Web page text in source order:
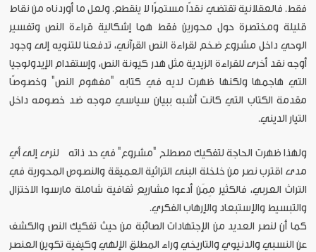
فقط. فالعقلانية تقتضي نقدًا مستمرًا لا ينقطع. ولعل ما أوردناه من نقاط
قليلة ومختصرة حول محورين فقط هما إشكالية قراءة النص وتفسير
الوحي داخل مشروع ضخم لقراءة النص القرآني، تدفعنا للتنويه إلى وجود
أوجه نقد أخرى للقراءة الزيدية مثل هدر كيونة النص، وإستقدام الإيدولوجيا
التي هاجمها ولكنها ظهرت لديه في كتابه "مفهوم النص" وخصوصًا
مقدمة الكتاب التي كانت أشبه ببيان سياسي موجه ضد خصومه داخل
التيار الديني.
ولهذا ظهرت الحاجة لتفكيك مصطلح "مشروع" في حد ذاته لنرى إلى أي
مدى اقترب نصر من خلخلة البنى التراثية العميقة والنصوص المحورية في
التراث العربي، فالكثير مِمَن أدعوا مشاريع ثقافية شاملة مارسوا الاختزال
والتبسيط والإستبعاد والإرهاب الفكري.
كما أن لنصر العديد من الإجتهادات الصائبة من حيث تفكيك النص والكشف
عن النسبي والدنيوي والتاريخي وراء المطلق الإلهي وكيفية تكوين العنصر